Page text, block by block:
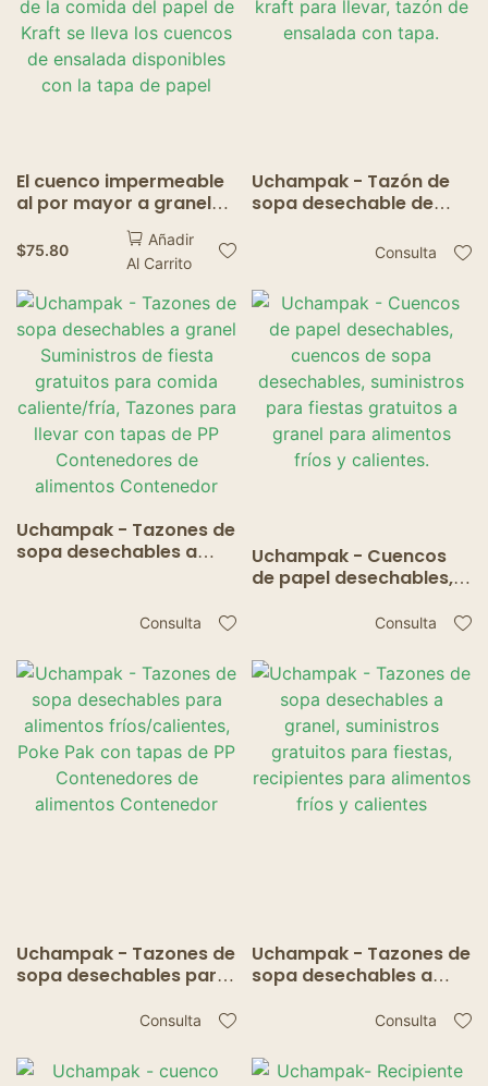
El cuenco impermeable
al por mayor a granel
listo de la comida del
papel de Kraft se lleva
los cuencos de
ensalada disponibles
con la tapa de papel
$75.80
Añadir
Al Carrito
Uchampak - Tazón de
sopa desechable de
tazón de ensalada con
Consulta
Uchampak - Tazones de
sopa desechables a
comida caliente/fría,
Tazones para llevar con
tapas de PP
Contenedores de
alimentos Contenedor
Consulta
Uchampak - Cuencos
de papel desechables,
gratuitos a granel para
alimentos fríos y
calientes.
Consulta
Uchampak - Tazones de
sopa desechables para
fríos/calientes, Poke
Contenedores de
Consulta
Uchampak - Tazones de
sopa desechables a
gratuitos para fiestas,
alimentos fríos y
Consulta